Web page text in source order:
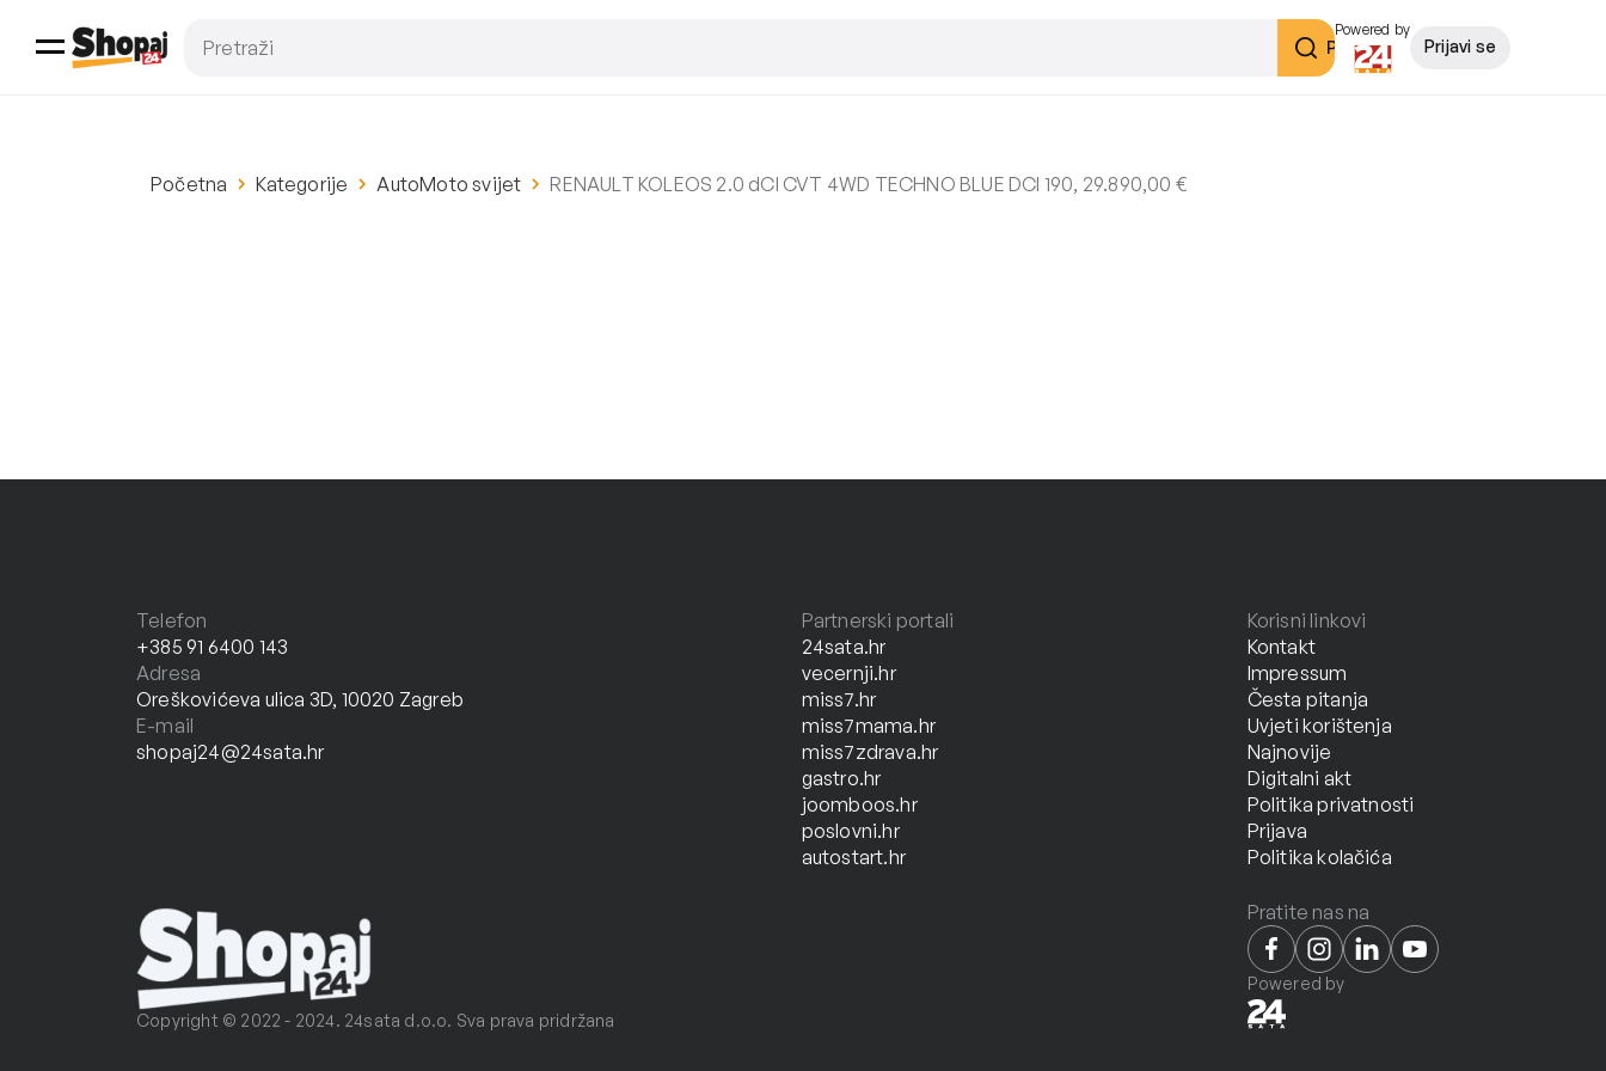
Pretraži
Powered by
Prijavi se
Početna Kategorije AutoMoto svijet RENAULT KOLEOS 2.0 dCI CVT 4WD TECHNO BLUE DCI 190, 29.890,00 €
Telefon
+385 91 6400 143
Adresa
Oreškovićeva ulica 3D, 10020 Zagreb
E-mail
shopaj24@24sata.hr
Copyright © 2022 - 2024. 24sata d.o.o. Sva prava pridržana
Partnerski portali
24sata.hr
vecernji.hr
miss7.hr
miss7mama.hr
miss7zdrava.hr
gastro.hr
joomboos.hr
poslovni.hr
autostart.hr
Korisni linkovi
Kontakt
Impressum
Česta pitanja
Uvjeti korištenja
Najnovije
Digitalni akt
Politika privatnosti
Prijava
Politika kolačića
Pratite nas na
Powered by